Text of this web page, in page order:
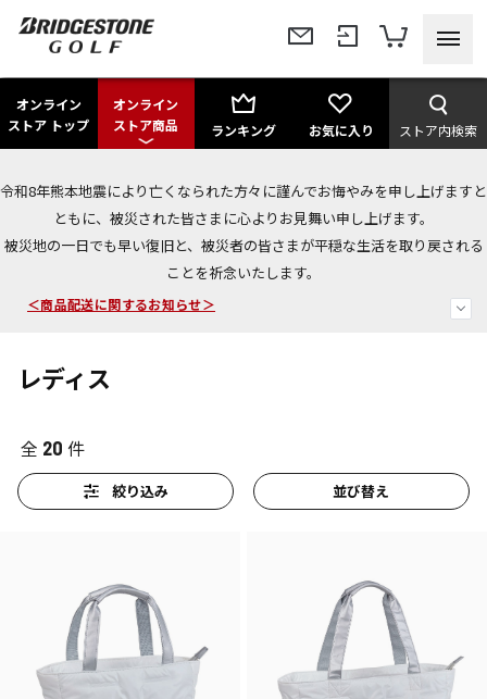
オンライン
ストア トップ
オンライン
ストア商品
ランキング お気に入り ストア内検索
令和8年熊本地震により亡くなられた方々に謹んでお悔やみを申し上げますと
ともに、被災された皆さまに心よりお見舞い申し上げます。
被災地の一日でも早い復旧と、被災者の皆さまが平穏な生活を取り戻される
ことを祈念いたします。
今なら新規会員登録で1,000円OFFクーポンプレゼント！
＜商品配送に関するお知らせ＞
＜夏季休暇中のご注文・発送・お問い合わせ＞
レディス
全 20 件
絞り込み 並び替え